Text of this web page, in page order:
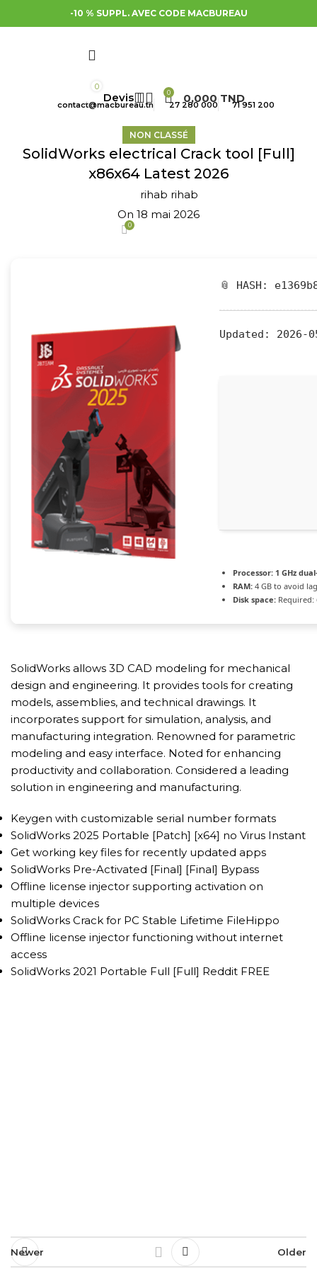
-10 % SUPPL. AVEC CODE MACBUREAU
0
0 0,000TND
contact@macbureau.tn 27 280 000 71 951 200
NON CLASSÉ
SolidWorks electrical Crack tool [Full]
x86x64 Latest 2026
rihab rihab
On 18 mai 2026
0
📎 HASH:
Updated: 2026-
Processor: 1 GHz
RAM: 4 GB to avoid lag
Disk space: Required:
SolidWorks allows 3D CAD modeling for mechanical
design and engineering. It provides tools for creating
models, assemblies, and technical drawings. It
incorporates support for simulation, analysis, and
manufacturing integration. Renowned for parametric
modeling and easy interface. Noted for enhancing
productivity and collaboration. Considered a leading
solution in engineering and manufacturing.
Keygen with customizable serial number formats
SolidWorks 2025 Portable [Patch] [x64] no Virus Instant
Get working key files for recently updated apps
SolidWorks Pre-Activated [Final] [Final] Bypass
Offline license injector supporting activation on
multiple devices
SolidWorks Crack for PC Stable Lifetime FileHippo
Offline license injector functioning without internet
access
SolidWorks 2021 Portable Full [Full] Reddit FREE
Newer Older